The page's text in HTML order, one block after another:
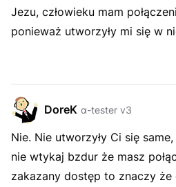
Jezu, człowieku mam
ponieważ utworzyły mi się w
DoreK α-tester v3
Nie. Nie utworzyły Ci się
nie wtykaj bzdur że masz
zakazany dostęp to znaczy